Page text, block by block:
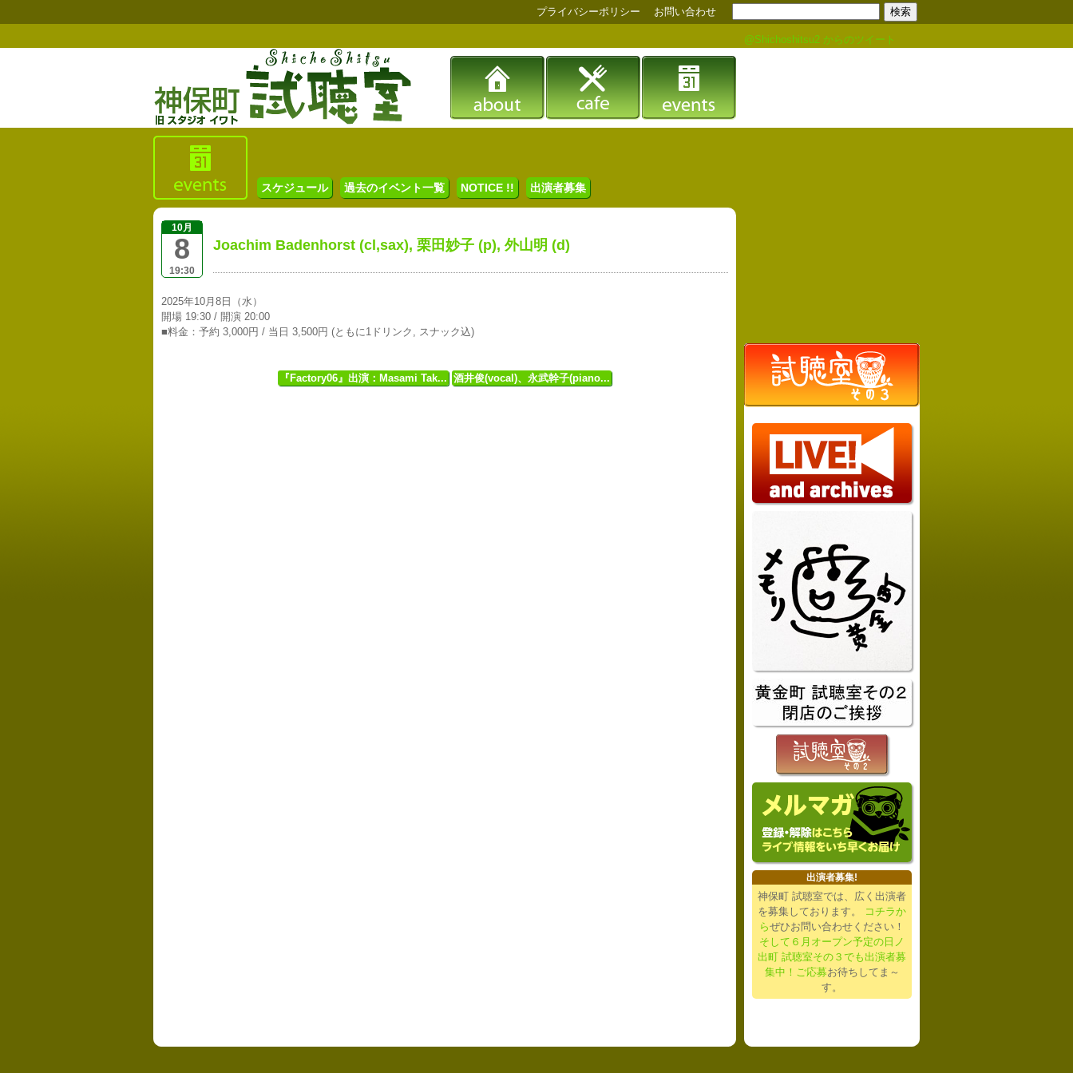
スケジュール 過去のイベント一覧 NOTICE !! 出演者募集
10月
8
19:30
Joachim Badenhorst (cl,sax), 栗田妙子 (p), 外山明 (d)
2025年10月8日（水）
開場 19:30 / 開演 20:00
■料金：予約 3,000円 / 当日 3,500円 (ともに1ドリンク, スナック込)
『Factory06』出演：Masami Tak... 酒井俊(vocal)、永武幹子(piano...
出演者募集!
神保町 試聴室では、広く出演者
を募集しております。
コチラか
らぜひお問い合わせください！
そして６月オープン予定の日ノ
出町 試聴室その３でも出演者募
集中！ご応募お待ちしてま～
す。
@Shichoshitsu2 からのツイート
プライバシーポリシー お問い合わせ